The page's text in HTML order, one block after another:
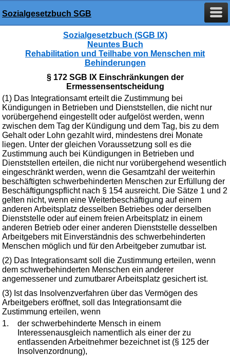
Sozialgesetzbuch SGB
Sozialgesetzbuch (SGB IX)
Neuntes Buch
Rehabilitation und Teilhabe von Menschen mit
Behinderungen
§ 172 SGB IX Einschränkungen der
Ermessensentscheidung
(1) Das Integrationsamt erteilt die Zustimmung bei
Kündigungen in Betrieben und Dienststellen, die nicht nur
vorübergehend eingestellt oder aufgelöst werden, wenn
zwischen dem Tag der Kündigung und dem Tag, bis zu dem
Gehalt oder Lohn gezahlt wird, mindestens drei Monate
liegen. Unter der gleichen Voraussetzung soll es die
Zustimmung auch bei Kündigungen in Betrieben und
Dienststellen erteilen, die nicht nur vorübergehend wesentlich
eingeschränkt werden, wenn die Gesamtzahl der weiterhin
beschäftigten schwerbehinderten Menschen zur Erfüllung der
Beschäftigungspflicht nach § 154 ausreicht. Die Sätze 1 und 2
gelten nicht, wenn eine Weiterbeschäftigung auf einem
anderen Arbeitsplatz desselben Betriebes oder derselben
Dienststelle oder auf einem freien Arbeitsplatz in einem
anderen Betrieb oder einer anderen Dienststelle desselben
Arbeitgebers mit Einverständnis des schwerbehinderten
Menschen möglich und für den Arbeitgeber zumutbar ist.
(2) Das Integrationsamt soll die Zustimmung erteilen, wenn
dem schwerbehinderten Menschen ein anderer
angemessener und zumutbarer Arbeitsplatz gesichert ist.
(3) Ist das Insolvenzverfahren über das Vermögen des
Arbeitgebers eröffnet, soll das Integrationsamt die
Zustimmung erteilen, wenn
1.
der schwerbehinderte Mensch in einem
Interessenausgleich namentlich als einer der zu
entlassenden Arbeitnehmer bezeichnet ist (§ 125 der
Insolvenzordnung),